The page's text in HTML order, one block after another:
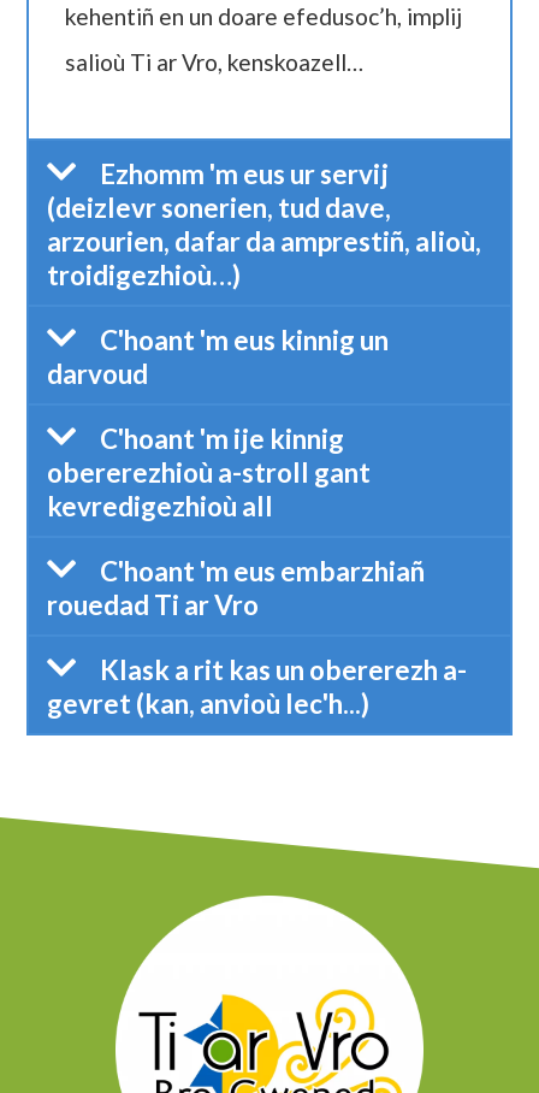
kehentiñ en un doare efedusoc’h, implij
salioù Ti ar Vro, kenskoazell…
Ezhomm 'm eus ur servij
(deizlevr sonerien, tud dave,
arzourien, dafar da amprestiñ, alioù,
troidigezhioù…)
C'hoant 'm eus kinnig un
darvoud
C'hoant 'm ije kinnig
obererezhioù a-stroll gant
kevredigezhioù all
C'hoant 'm eus embarzhiañ
rouedad Ti ar Vro
Klask a rit kas un obererezh a-
gevret (kan, anvioù lec'h...)